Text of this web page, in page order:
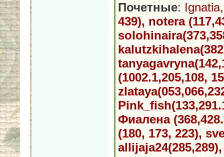
Почетные:
439), notera
(1002.1,205,108,
Фиалена
(180, 173, 223),